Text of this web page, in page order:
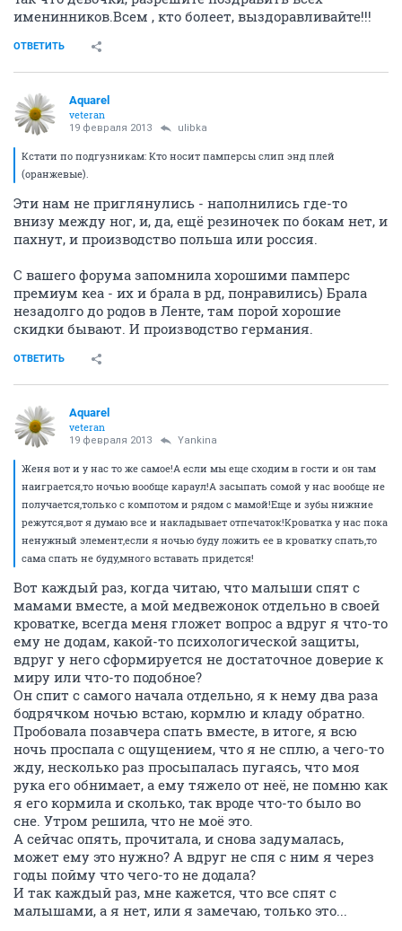
именинников.Всем , кто болеет, выздоравливайте!!!
ОТВЕТИТЬ
Аquаrеl
veteran
19 февраля 2013 ulibka
Кстати по подгузникам: Кто носит памперсы слип энд плей
(оранжевые).
Эти нам не приглянулись - наполнились где-то
внизу между ног, и, да, ещё резиночек по бокам нет, и
пахнут, и производство польша или россия.
С вашего форума запомнила хорошими памперс
премиум кеа - их и брала в рд, понравились) Брала
незадолго до родов в Ленте, там порой хорошие
скидки бывают. И производство германия.
ОТВЕТИТЬ
Аquаrеl
veteran
19 февраля 2013 Yankina
Женя вот и у нас то же самое!А если мы еще сходим в гости и он там
наиграется,то ночью вообще караул!А засыпать сомой у нас вообще не
получается,только с компотом и рядом с мамой!Еще и зубы нижние
режутся,вот я думаю все и накладывает отпечаток!Кроватка у нас пока
ненужный элемент,если я ночью буду ложить ее в кроватку спать,то
сама спать не буду,много вставать придется!
Вот каждый раз, когда читаю, что малыши спят с
мамами вместе, а мой медвежонок отдельно в своей
кроватке, всегда меня гложет вопрос а вдруг я что-то
ему не додам, какой-то психологической защиты,
вдруг у него сформируется не достаточное доверие к
миру или что-то подобное?
Он спит с самого начала отдельно, я к нему два раза
бодрячком ночью встаю, кормлю и кладу обратно.
Пробовала позавчера спать вместе, в итоге, я всю
ночь проспала с ощущением, что я не сплю, а чего-то
жду, несколько раз просыпалась пугаясь, что моя
рука его обнимает, а ему тяжело от неё, не помню как
я его кормила и сколько, так вроде что-то было во
сне. Утром решила, что не моё это.
А сейчас опять, прочитала, и снова задумалась,
может ему это нужно? А вдруг не спя с ним я через
годы пойму что чего-то не додала?
И так каждый раз, мне кажется, что все спят с
малышами, а я нет, или я замечаю, только это...